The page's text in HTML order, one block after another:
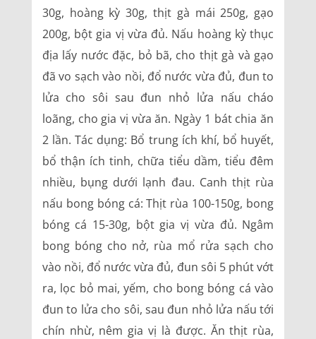
30g, hoàng kỳ 30g, thịt gà mái 250g, gạo
200g, bột gia vị vừa đủ. Nấu hoàng kỳ thục
địa lấy nước đặc, bỏ bã, cho thịt gà và gạo
đã vo sạch vào nồi, đổ nước vừa đủ, đun to
lửa cho sôi sau đun nhỏ lửa nấu cháo
loãng, cho gia vị vừa ăn. Ngày 1 bát chia ăn
2 lần. Tác dụng: Bổ trung ích khí, bổ huyết,
bổ thận ích tinh, chữa tiểu dầm, tiểu đêm
nhiều, bụng dưới lạnh đau. Canh thịt rùa
nấu bong bóng cá: Thịt rùa 100-150g, bong
bóng cá 15-30g, bột gia vị vừa đủ. Ngâm
bong bóng cho nở, rùa mổ rửa sạch cho
vào nồi, đổ nước vừa đủ, đun sôi 5 phút vớt
ra, lọc bỏ mai, yếm, cho bong bóng cá vào
đun to lửa cho sôi, sau đun nhỏ lửa nấu tới
chín nhừ, nêm gia vị là được. Ăn thịt rùa,